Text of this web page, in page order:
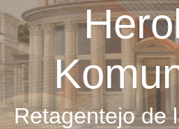
Retagentejo de